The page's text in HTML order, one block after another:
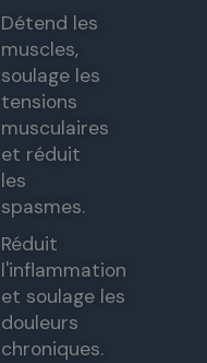
Détend les
muscles,
soulage les
tensions
musculaires
et réduit
les
spasmes.
Réduit
l'inflammation
et soulage les
douleurs
chroniques.